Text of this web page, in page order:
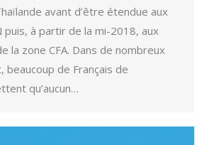
avant d’être étendue aux
puis, à partir de la mi-2018, aux
la zone CFA. Dans de nombreux
beaucoup de Français de
qu’aucun…